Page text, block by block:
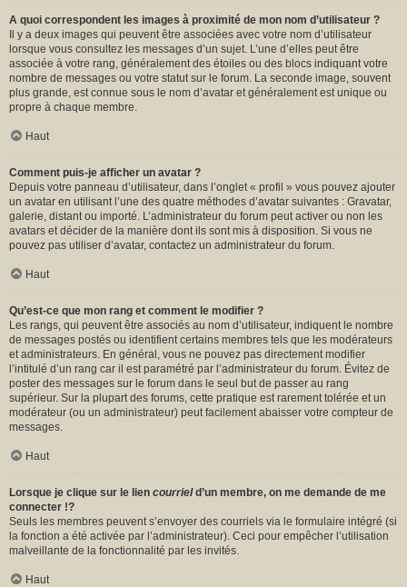
A quoi correspondent les images à proximité de mon nom d’utilisateur ?
Il y a deux images qui peuvent être associées avec votre nom d’utilisateur
lorsque vous consultez les messages d’un sujet. L’une d’elles peut être
associée à votre rang, généralement des étoiles ou des blocs indiquant votre
nombre de messages ou votre statut sur le forum. La seconde image, souvent
plus grande, est connue sous le nom d’avatar et généralement est unique ou
propre à chaque membre.
Haut
Comment puis-je afficher un avatar ?
Depuis votre panneau d’utilisateur, dans l’onglet « profil » vous pouvez ajouter
un avatar en utilisant l’une des quatre méthodes d’avatar suivantes : Gravatar,
galerie, distant ou importé. L’administrateur du forum peut activer ou non les
avatars et décider de la manière dont ils sont mis à disposition. Si vous ne
pouvez pas utiliser d’avatar, contactez un administrateur du forum.
Haut
Qu’est-ce que mon rang et comment le modifier ?
Les rangs, qui peuvent être associés au nom d’utilisateur, indiquent le nombre
de messages postés ou identifient certains membres tels que les modérateurs
et administrateurs. En général, vous ne pouvez pas directement modifier
l’intitulé d’un rang car il est paramétré par l’administrateur du forum. Évitez de
poster des messages sur le forum dans le seul but de passer au rang
supérieur. Sur la plupart des forums, cette pratique est rarement tolérée et un
modérateur (ou un administrateur) peut facilement abaisser votre compteur de
messages.
Haut
Lorsque je clique sur le lien courrield’un membre, on me demande de me
connecter !?
Seuls les membres peuvent s’envoyer des courriels via le formulaire intégré (si
la fonction a été activée par l’administrateur). Ceci pour empêcher l’utilisation
malveillante de la fonctionnalité par les invités.
Haut